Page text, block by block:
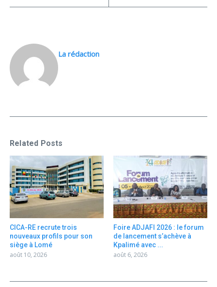
La rédaction
Related Posts
CICA-RE recrute trois
nouveaux profils pour son
siège à Lomé
août 10, 2026
Foire ADJAFI 2026 : le forum
de lancement s’achève à
Kpalimé avec ...
août 6, 2026